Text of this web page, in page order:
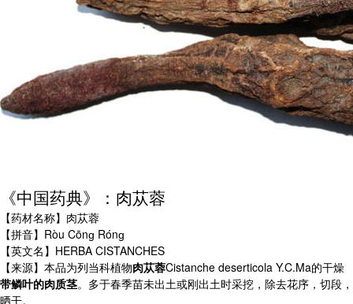
《中国药典》：肉苁蓉
【药材名称】肉苁蓉
【拼音】Ròu Cōnɡ Rónɡ
【英文名】HERBA CISTANCHES
【来源】本品为列当科植物肉苁蓉Cistanche deserticola Y.C.Ma的干燥
带鳞叶的肉质茎。多于春季苗未出土或刚出土时采挖，除去花序，切段，
晒干。